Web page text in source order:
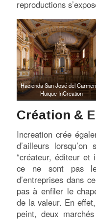
reproductions
Hacienda San José del
Huique InCreation
Création &
Increation crée
d’ailleurs
“créateur, éditeur et
ce ne sont pas
d’entreprises dans
pas à enfiler le
de la valeur. En
peint, deux